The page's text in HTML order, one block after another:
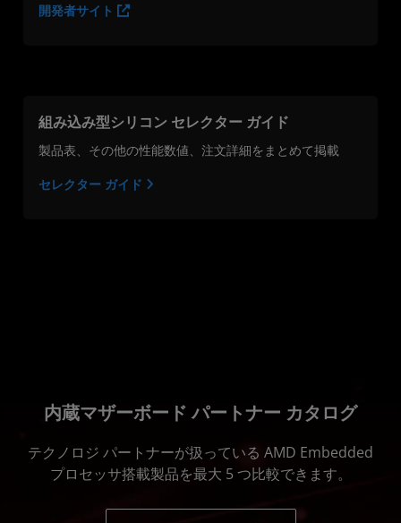
開発者サイト
組み込み型シリコン セレクター ガイド
製品表、その他の性能数値、注文詳細をまとめて掲載
セレクター ガイド
内蔵マザーボード パートナー カタログ
テクノロジ パートナーが扱っている AMD Embedded
プロセッサ搭載製品を最大 5 つ比較できます。